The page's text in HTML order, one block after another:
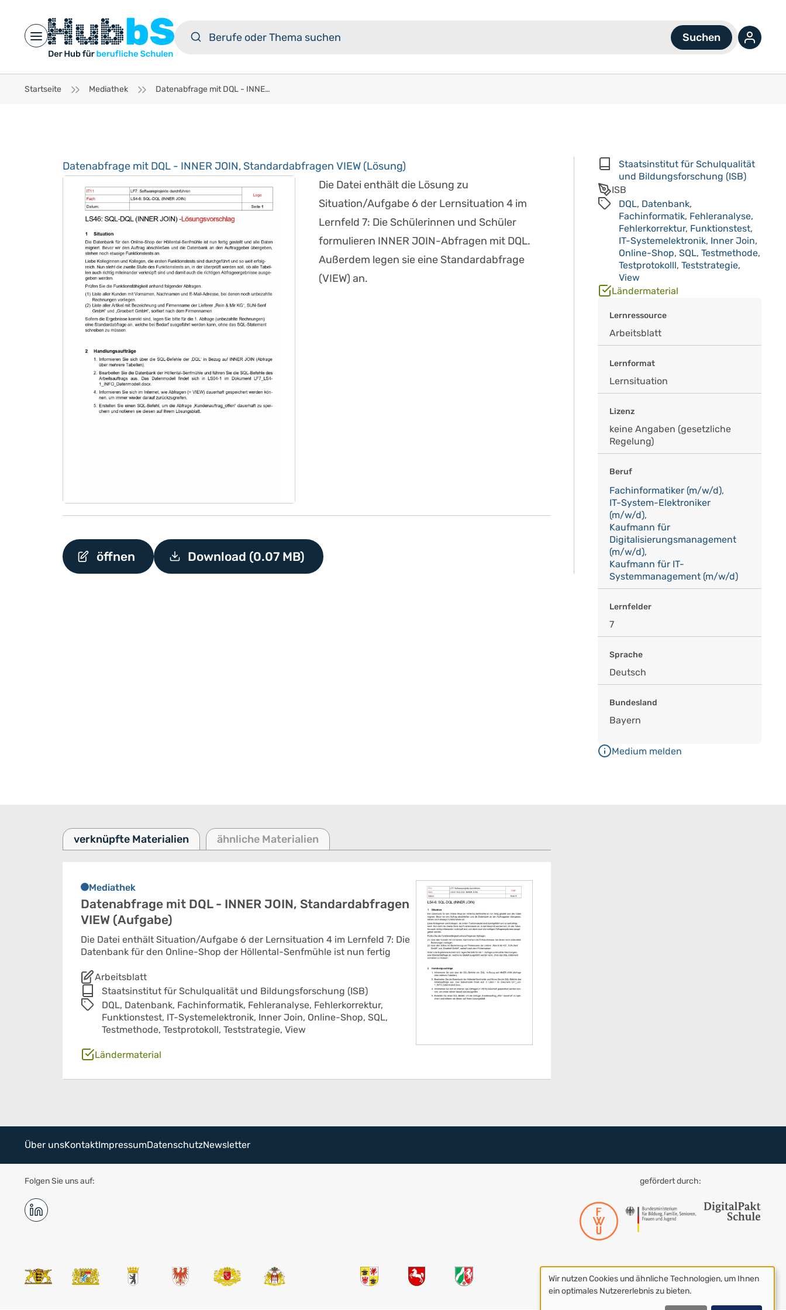
Open main menu
Startseite Mediathek Datenabfrage mit DQL - INNER JOIN, Standardabfragen VIEW (Lösung)
Datenabfrage mit DQL - INNER JOIN, Standardabfragen VIEW (Lösung)
Die Datei enthält die Lösung zu
Situation/Aufgabe 6 der Lernsituation 4 im
Lernfeld 7: Die Schülerinnen und Schüler
formulieren INNER JOIN-Abfragen mit DQL.
Außerdem legen sie eine Standardabfrage
(VIEW) an.
öffnen Download (0.07 MB)
Staatsinstitut für Schulqualität
und Bildungsforschung (ISB)
ISB
DQL, Datenbank,
Fachinformatik, Fehleranalyse,
Fehlerkorrektur, Funktionstest,
IT-Systemelektronik, Inner Join,
Online-Shop, SQL, Testmethode,
Testprotokolll, Teststrategie,
View
Ländermaterial
Lernressource
Arbeitsblatt
Lernformat
Lernsituation
Lizenz
keine Angaben (gesetzliche
Regelung)
Beruf
Fachinformatiker (m/w/d),
IT-System-Elektroniker
(m/w/d),
Kaufmann für
Digitalisierungsmanagement
(m/w/d),
Kaufmann für IT-
Systemmanagement (m/w/d)
Lernfelder
7
Sprache
Deutsch
Bundesland
Bayern
Medium melden
verknüpfte Materialien ähnliche Materialien
Mediathek
Datenabfrage mit DQL - INNER JOIN, Standardabfragen
VIEW (Aufgabe)
Die Datei enthält Situation/Aufgabe 6 der Lernsituation 4 im Lernfeld 7: Die
Datenbank für den Online-Shop der Höllental-Senfmühle ist nun fertig
Arbeitsblatt
Staatsinstitut für Schulqualität und Bildungsforschung (ISB)
DQL, Datenbank, Fachinformatik, Fehleranalyse, Fehlerkorrektur,
Funktionstest, IT-Systemelektronik, Inner Join, Online-Shop, SQL,
Testmethode, Testprotokoll, Teststrategie, View
Ländermaterial
Über unsKontaktImpressumDatenschutzNewsletter
Folgen Sie uns auf: gefördert durch:
Datenschutzeinstellungen
Wir nutzen Cookies und ähnliche Technologien, um Ihnen
ein optimales Nutzererlebnis zu bieten.